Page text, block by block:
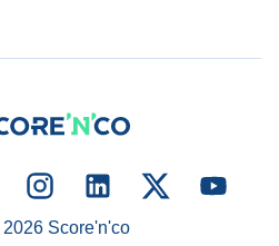
2026Score'n'co